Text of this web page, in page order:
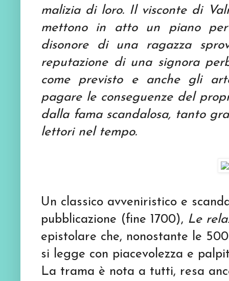
malizia di loro. Il visconte di
mettono in atto un piano
disonore di una ragazza
reputazione di una signora
come previsto e anche gli
pagare le conseguenze del
dalla fama scandalosa, tanto
lettori nel tempo.
Un classico avveniristico e
pubblicazione (fine 1700), Le
epistolare che, nonostante le
si legge con piacevolezza e
La trama è nota a tutti, resa